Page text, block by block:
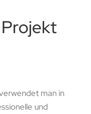
man in
und